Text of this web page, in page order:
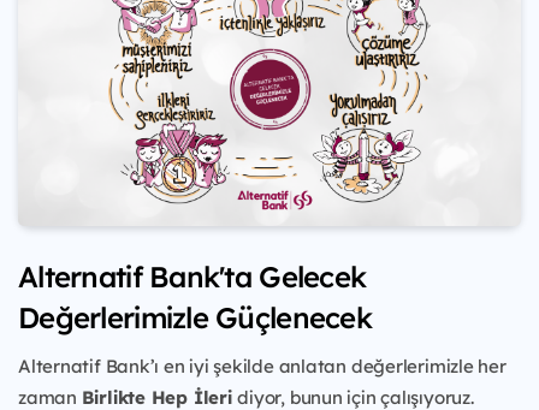
Alternatif Bank'ta Gelecek
Değerlerimizle Güçlenecek
Alternatif Bank’ı en iyi şekilde anlatan değerlerimizle her
zaman Birlikte Hep İleridiyor, bunun için çalışıyoruz.